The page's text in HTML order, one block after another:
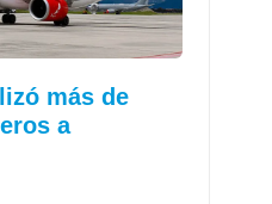
más de
a